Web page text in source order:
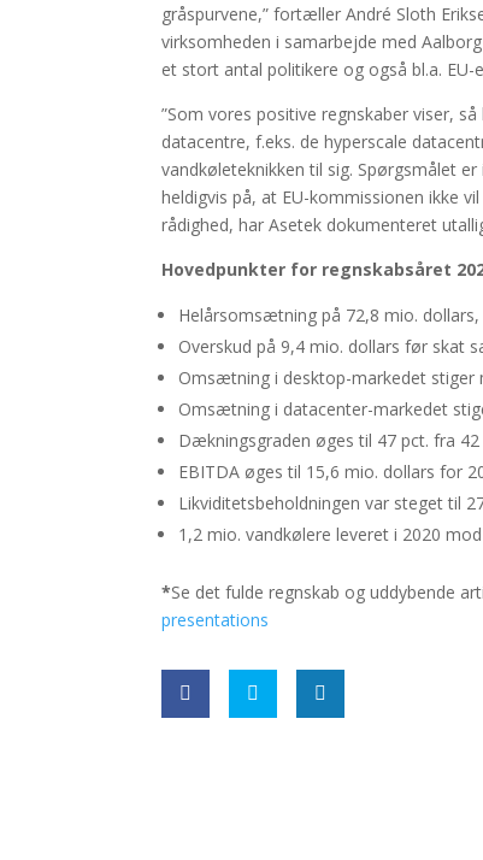
gråspurvene,” fortæller André Sloth
virksomheden i samarbejde med
et stort antal politikere og også bl.a.
”Som vores positive regnskaber viser,
datacentre, f.eks. de hyperscale
vandkøleteknikken til sig. Spørgsmålet
heldigvis på, at EU-kommissionen ikke
rådighed, har Asetek dokumenteret
Hovedpunkter for regnskabsåret
Helårsomsætning på 72,8 mio.
Overskud på 9,4 mio. dollars før skat
Omsætning i desktop-markedet stiger
Omsætning i datacenter-markedet
Dækningsgraden øges til 47 pct. fra
EBITDA øges til 15,6 mio. dollars for
Likviditetsbeholdningen var steget til
1,2 mio. vandkølere leveret i 2020
*Se det fulde regnskab og uddybende
presentations